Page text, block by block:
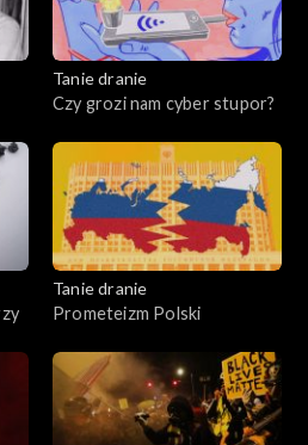
Tanie dranie
Czy grozi nam cyber stupor?
Tanie dranie
Prometeizm Polski